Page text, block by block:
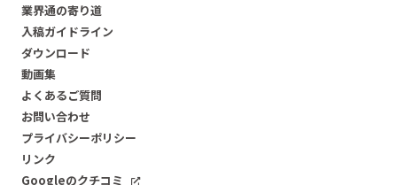
業界通の寄り道
入稿ガイドライン
ダウンロード
動画集
よくあるご質問
お問い合わせ
プライバシーポリシー
リンク
Googleのクチコミ